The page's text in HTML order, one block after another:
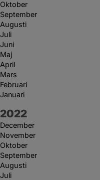
Oktober
September
Augusti
Juli
Juni
Maj
April
Mars
Februari
Januari
År:
2022
December
November
Oktober
September
Augusti
Juli